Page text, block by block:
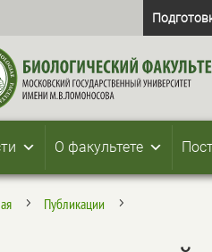
О факультете
5 Публикации 5